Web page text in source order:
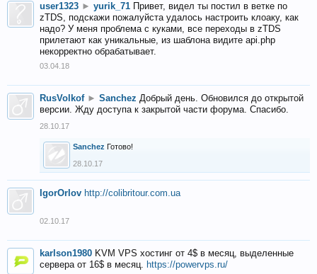
user1323 ► yurik_71 Привет, видел ты постил в ветке по
zTDS, подскажи пожалуйста удалось настроить клоаку, как
надо? У меня проблема с куками, все переходы в zTDS
прилетают как уникальные, из шаблона видите api.php
некорректно обрабатывает.
03.04.18
RusVolkof ► Sanchez Добрый день. Обновился до открытой
версии. Жду доступа к закрытой части форума. Спасибо.
28.10.17
Sanchez Готово!
28.10.17
IgorOrlov http://colibritour.com.ua
02.10.17
karlson1980 KVM VPS хостинг от 4$ в месяц, выделенные
сервера от 16$ в месяц. https://powervps.ru/